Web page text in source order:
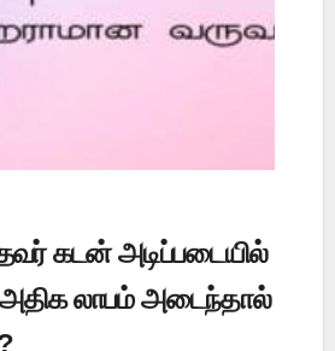
கடன் அடிப்படையில்
அதிக லாபம் அடைந்தால்